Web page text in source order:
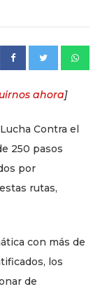
ahora]
Contra el
250 pasos
por
rutas,
con más de
los
de